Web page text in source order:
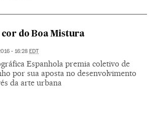
do Boa Mistura
- 16:28 EDT
Espanhola premia coletivo de
por sua aposta no desenvolvimento
da arte urbana